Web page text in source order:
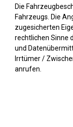
Die
Fahrzeugs. Die
zugesicherten
rechtlichen Sinne
und
Irrtümer /
anrufen.